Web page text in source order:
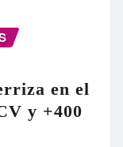
en el
y +400